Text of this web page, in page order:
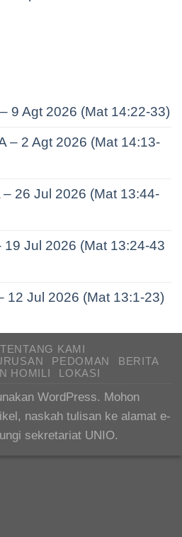
9 Agt 2026 (Mat 14:22-33)
– 2 Agt 2026 (Mat 14:13-
26 Jul 2026 (Mat 13:44-
Jul 2026 (Mat 13:24-43
12 Jul 2026 (Mat 13:1-23)
TENTANG KAMI
PEDOMAN
BERITA
HOMILI
LOKASI
WordPress. Mohon
naskah tulisan ke alamat e-
sekretariat UNIO.